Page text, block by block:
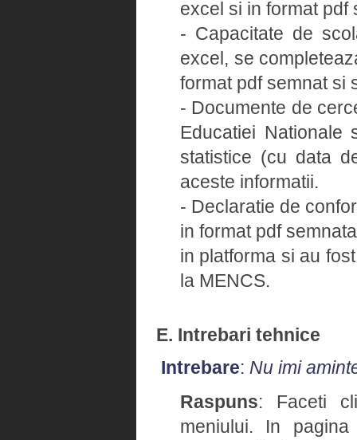
excel si in format pdf
- Capacitate de
excel, se
format pdf semnat si
- Documente de
Educatiei Nationale
statistice (cu data
aceste informatii.
- Declaratie de
in format pdf
in platforma si au
la MENCS.
E. Intrebari tehnice
Intrebare: Nu imi
Raspuns: Faceti
meniului. In